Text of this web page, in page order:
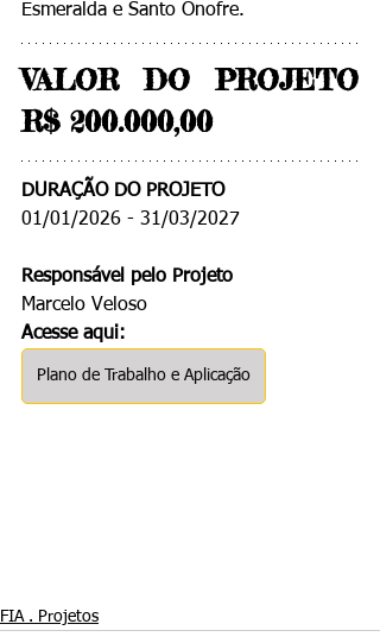
Esmeralda e Santo Onofre.
VALOR DO PROJETO
R$ 200.000,00
DURAÇÃO DO PROJETO
01/01/2026 - 31/03/2027
Responsável pelo Projeto
Marcelo Veloso
Acesse aqui:
Plano de Trabalho e Aplicação
FIA . Projetos